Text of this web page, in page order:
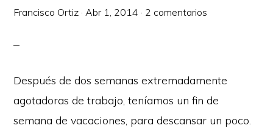
Francisco Ortiz ·Abr 1, 2014 · 2 comentarios
Después de dos semanas extremadamente
agotadoras de trabajo, teníamos un fin de
semana de vacaciones, para descansar un poco.